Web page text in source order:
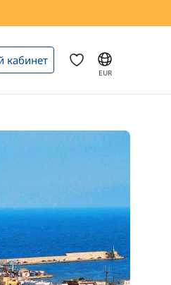
кабинет
EUR